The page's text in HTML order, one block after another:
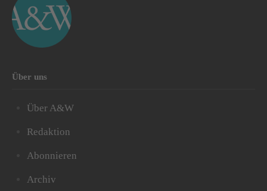
Über uns
Über A&W
Redaktion
Abonnieren
Archiv